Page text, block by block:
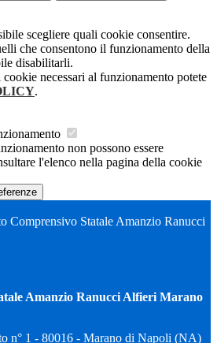
scegliere quali cookie consentire.
che consentono il funzionamento della
disabilitarli.
necessari al funzionamento potete
.
non possono essere
l'elenco nella pagina della cookie
Comprensivo Statale Amanzio Ranucci
Amanzio Ranucci Alfieri Marano
n° 1 - 80016 - Marano di Napoli (NA)